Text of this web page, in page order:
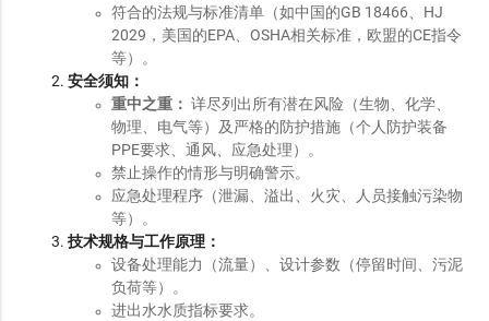
符合的法规与标准清单（如中国的GB 18466、HJ
2029，美国的EPA、OSHA相关标准，欧盟的CE指令
等）。
安全须知：
重中之重： 详尽列出所有潜在风险（生物、化学、
物理、电气等）及严格的防护措施（个人防护装备
PPE要求、通风、应急处理）。
禁止操作的情形与明确警示。
应急处理程序（泄漏、溢出、火灾、人员接触污染物
等）。
技术规格与工作原理：
设备处理能力（流量）、设计参数（停留时间、污泥
负荷等）。
进出水水质指标要求。